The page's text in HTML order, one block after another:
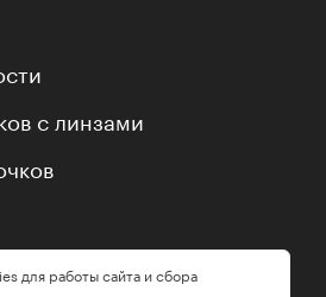
с линзами
для работы сайта и сбора